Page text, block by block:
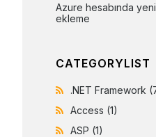
Azure hesabında
ekleme
CATEGORYLIST
.NET Framework
Access (1)
ASP (1)